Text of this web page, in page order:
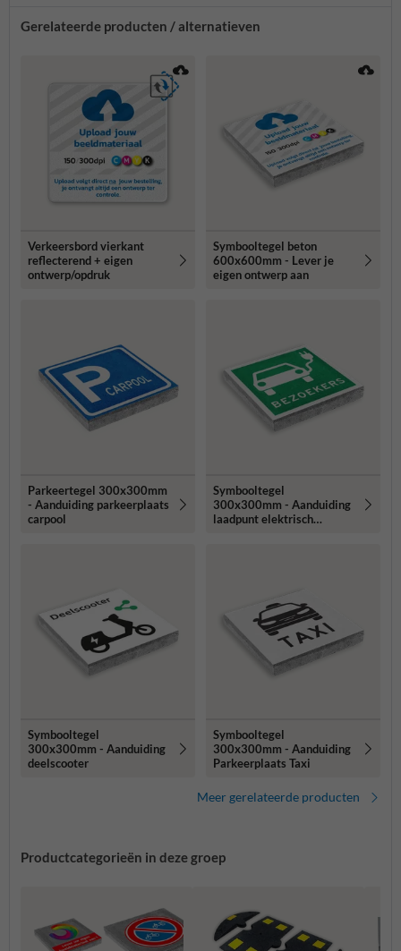
Gerelateerde producten / alternatieven
Verkeersbord vierkant
reflecterend + eigen
ontwerp/opdruk
Symbooltegel beton
600x600mm - Lever je
eigen ontwerp aan
Parkeertegel 300x300mm
- Aanduiding parkeerplaats
carpool
Symbooltegel
300x300mm - Aanduiding
laadpunt elektrisch
Symbooltegel
300x300mm - Aanduiding
deelscooter
Symbooltegel
300x300mm - Aanduiding
Parkeerplaats Taxi
Meer gerelateerde producten
Productcategorieën in deze groep